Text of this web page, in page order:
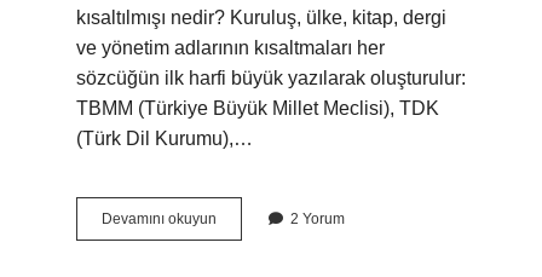
kısaltılmışı nedir? Kuruluş, ülke, kitap, dergi
ve yönetim adlarının kısaltmaları her
sözcüğün ilk harfi büyük yazılarak oluşturulur:
TBMM (Türkiye Büyük Millet Meclisi), TDK
(Türk Dil Kurumu),…
Devamını okuyun
Açıklaması
2 Yorum